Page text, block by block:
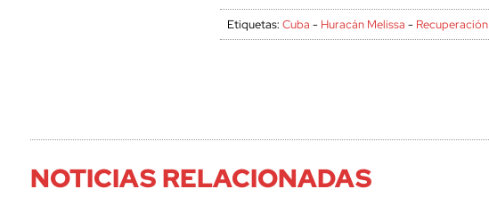
Etiquetas:Cuba - Huracán Melissa - Recuperación
NOTICIAS RELACIONADAS